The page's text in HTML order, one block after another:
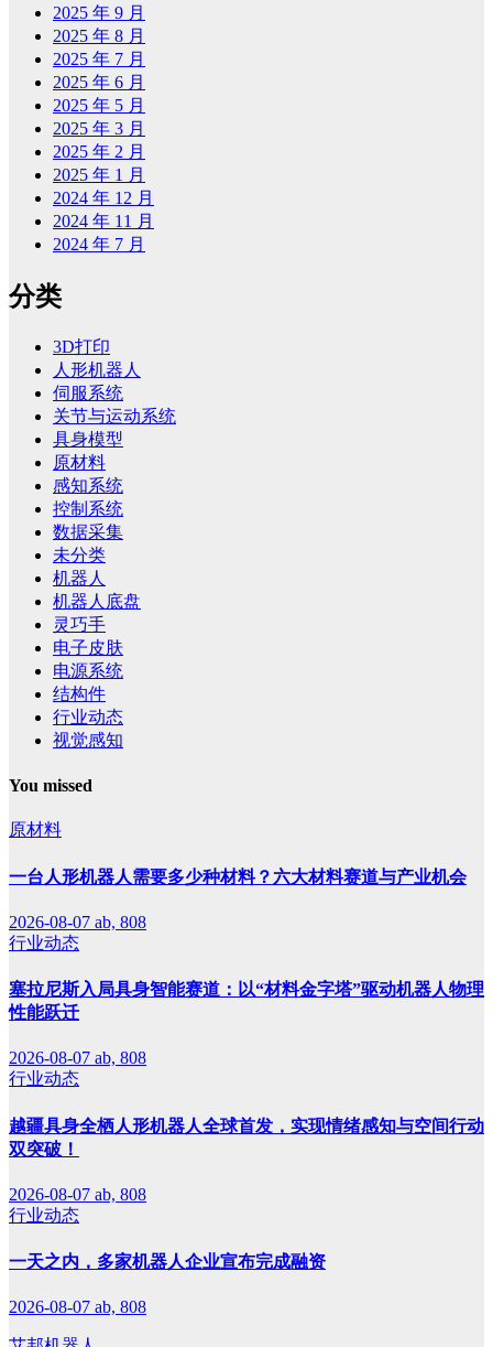
2025 年 9 月
2025 年 8 月
2025 年 7 月
2025 年 6 月
2025 年 5 月
2025 年 3 月
2025 年 2 月
2025 年 1 月
2024 年 12 月
2024 年 11 月
2024 年 7 月
分类
3D打印
人形机器人
伺服系统
关节与运动系统
具身模型
原材料
感知系统
控制系统
数据采集
未分类
机器人
机器人底盘
灵巧手
电子皮肤
电源系统
结构件
行业动态
视觉感知
You missed
原材料
一台人形机器人需要多少种材料？六大材料赛道与产业机会
2026-08-07 ab, 808
行业动态
塞拉尼斯入局具身智能赛道：以“材料金字塔”驱动机器人物理
性能跃迁
2026-08-07 ab, 808
行业动态
越疆具身全栖人形机器人全球首发，实现情绪感知与空间行动
双突破！
2026-08-07 ab, 808
行业动态
一天之内，多家机器人企业宣布完成融资
2026-08-07 ab, 808